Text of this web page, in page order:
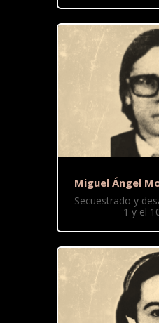
Miguel Ángel
Secuestrado y
1 y el